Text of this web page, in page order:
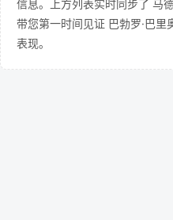
信息。上方列表实时同步了 马
带您第一时间见证 巴勃罗·巴
表现。